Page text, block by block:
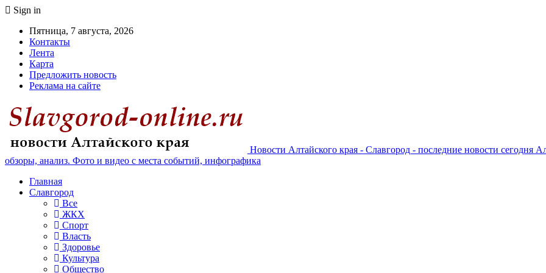
Sign in
Пятница, 7 августа, 2026
Контакты
Лента
Карта
Предложить новость
Реклама на сайте
Новости Алтайского края - Славгород - последние новости сегодня
обзоры, анализ. Фото и видео с места событий, инфографика
Главная
Славгород
Все
ЖКХ
Спорт
Власть
Здоровье
Культура
Общество